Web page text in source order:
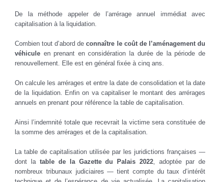
De la méthode appeler de l’arrérage annuel immédiat avec
capitalisation à la liquidation.
Combien tout d’abord deconnaître le coût de l’aménagement du
véhicule en prenant en considération la durée de la période de
renouvellement. Elle est en général fixée à cinq ans.
On calcule les arrérages et entre la date de consolidation et la date
de la liquidation. Enfin on va capitaliser le montant des arrérages
annuels en prenant pour référence la table de capitalisation.
Ainsi l’indemnité totale que recevrait la victime sera constituée de
la somme des arrérages et de la capitalisation.
La table de capitalisation utilisée par les juridictions françaises —
dont la table de la Gazette du Palais 2022 , adoptée par de
nombreux tribunaux judiciaires — tient compte du taux d’intérêt